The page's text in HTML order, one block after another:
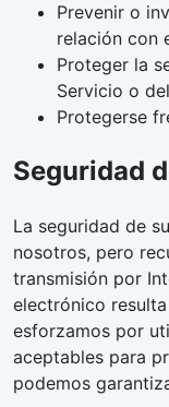
Prevenir o
relación con
Proteger la
Servicio o
Protegerse
Seguridad
La seguridad de
nosotros, pero
transmisión por
electrónico
esforzamos por
aceptables para
podemos